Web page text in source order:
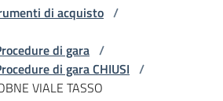
di acquisto /
di gara /
di gara CHIUSI /
VIALE TASSO